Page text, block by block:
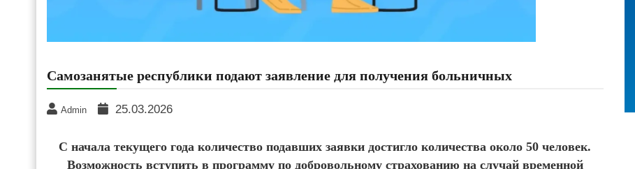
Самозанятые республики подают заявление для получения больничных
Admin 25.03.2026
С начала текущего года количество подавших заявки достигло количества около 50 человек.
Возможность вступить в программу по добровольному страхованию на случай временной